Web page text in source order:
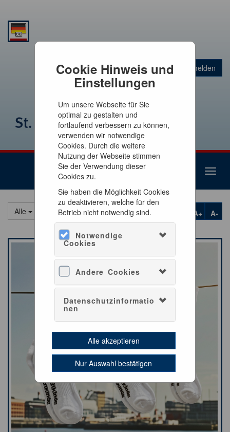
Cookie Hinweis und
Einstellungen
Um unsere Webseite für Sie
optimal zu gestalten und
fortlaufend verbessern zu können,
verwenden wir notwendige
Cookies. Durch die weitere
Nutzung der Webseite stimmen
Sie der Verwendung dieser
Cookies zu.
Sie haben die Möglichkeit Cookies
zu deaktivieren, welche für den
Betrieb nicht notwendig sind.
Notwendige
Cookies
Andere Cookies
Datenschutzinformatio
nen
Alle akzeptieren
Nur Auswahl bestätigen
Warenkorb
0 Artikel 0,00 €
Anmelden
Alle A-
A+